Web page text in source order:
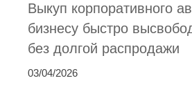
Выкуп корпоративного
бизнесу быстро
без долгой распродажи
03/04/2026